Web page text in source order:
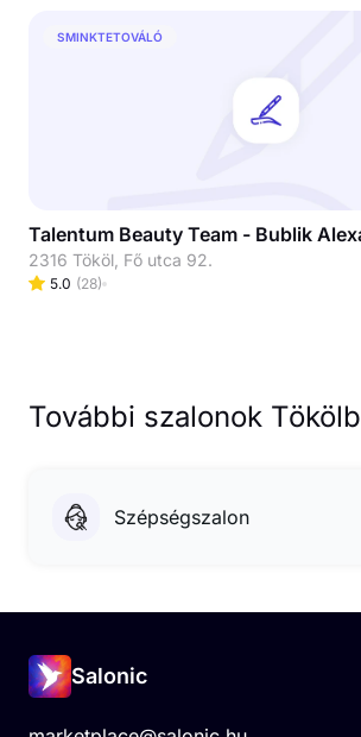
SMINKTETOVÁLÓ
Talentum Beauty Team - Bublik
2316 Tököl, Fő utca 92.
5.0 (28)
További szalonok
Szépségszalon
Salonic